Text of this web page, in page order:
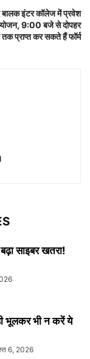
बालक इंटर कॉलेज में प्रवेश
9:00 बजे से दोपहर
प्राप्त कर सकते हैं फॉर्म
साइबर खतरा!
भूलकर भी न करें ये
6, 2026